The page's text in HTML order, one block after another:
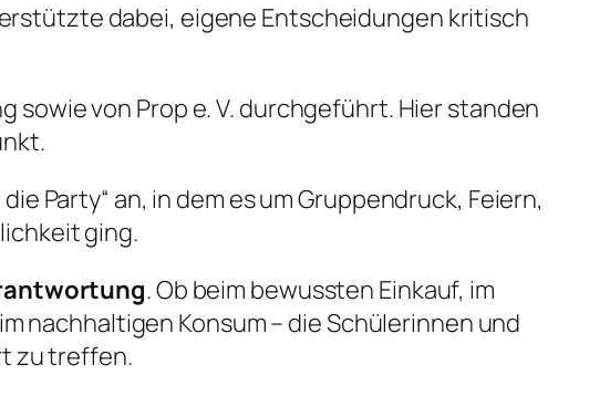
dabei, eigene Entscheidungen kritisch
sowie von Prop e. V. durchgeführt. Hier standen
Party“ an, in dem es um Gruppendruck, Feiern,
ging.
. Ob beim bewussten Einkauf, im
nachhaltigen Konsum – die Schülerinnen und
zu treffen.